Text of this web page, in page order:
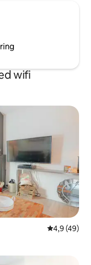
wifi
4,9 av 5 i
4,9 (49)